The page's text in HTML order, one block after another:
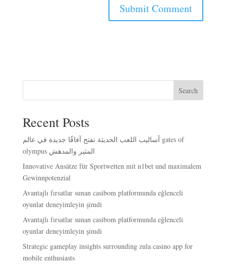
Search
Recent Posts
أساليب اللعب الحديثة تفتح آفاقًا جديدة في عالم gates of
olympus المثير والمدهش
Innovative Ansätze für Sportwetten mit n1bet und maximalem
Gewinnpotenzial
Avantajlı fırsatlar sunan casibom platformunda eğlenceli
oyunlar deneyimleyin şimdi
Avantajlı fırsatlar sunan casibom platformunda eğlenceli
oyunlar deneyimleyin şimdi
Strategic gameplay insights surrounding zula casino app for
mobile enthusiasts